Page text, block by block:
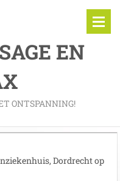
EN
ONTSPANNING!
Dordrecht op